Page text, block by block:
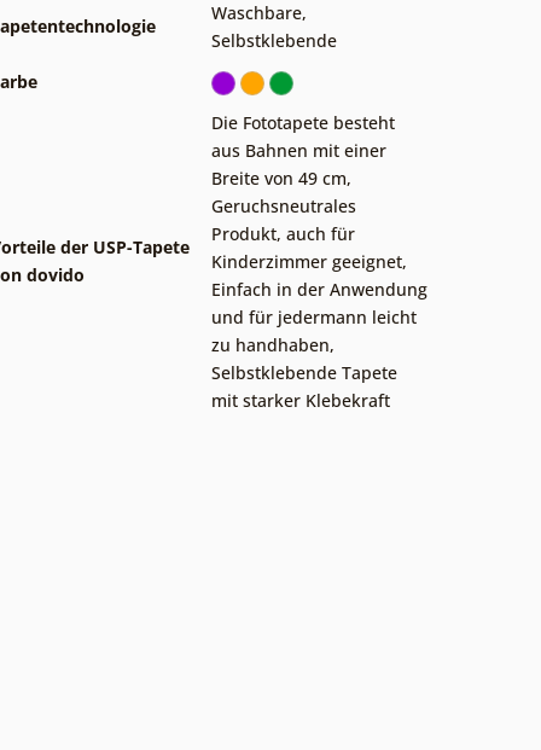
Waschbare,
Selbstklebende
der USP-Tapete
dovido
Die Fototapete besteht
aus Bahnen mit einer
Breite von 49 cm,
Geruchsneutrales
Produkt, auch für
Kinderzimmer geeignet,
Einfach in der Anwendung
und für jedermann leicht
zu handhaben,
Selbstklebende Tapete
mit starker Klebekraft